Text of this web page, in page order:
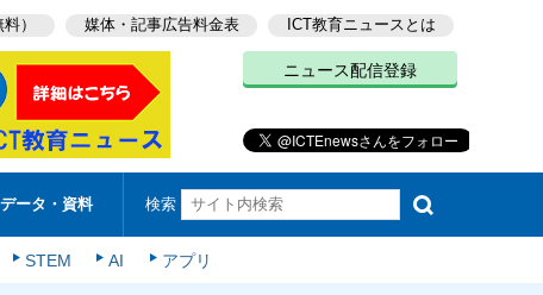
） 媒体・記事広告料金表 ICT教育ニュースとは
ニュース配信登録
データ・資料 検索
STEM AI アプリ